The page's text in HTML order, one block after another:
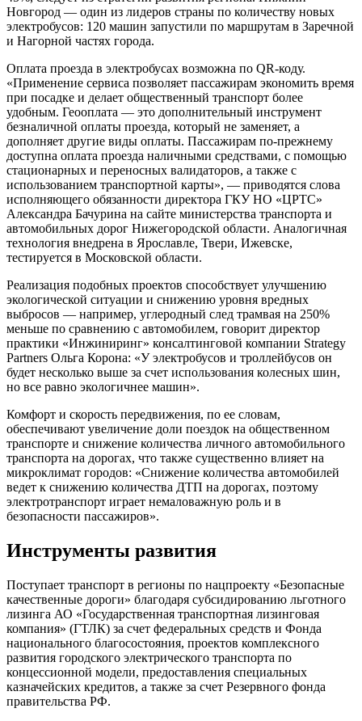
Новгород — один из лидеров страны по количеству новых
электробусов: 120 машин запустили по маршрутам в Заречной
и Нагорной частях города.
Оплата проезда в электробусах возможна по QR-коду.
«Применение сервиса позволяет пассажирам экономить время
при посадке и делает общественный транспорт более
удобным. Геооплата — это дополнительный инструмент
безналичной оплаты проезда, который не заменяет, а
дополняет другие виды оплаты. Пассажирам по-прежнему
доступна оплата проезда наличными средствами, с помощью
стационарных и переносных валидаторов, а также с
использованием транспортной карты», — приводятся слова
исполняющего обязанности директора ГКУ НО «ЦРТС»
Александра Бачурина на сайте министерства транспорта и
автомобильных дорог Нижегородской области. Аналогичная
технология внедрена в Ярославле, Твери, Ижевске,
тестируется в Московской области.
Реализация подобных проектов способствует улучшению
экологической ситуации и снижению уровня вредных
выбросов — например, углеродный след трамвая на 250%
меньше по сравнению с автомобилем, говорит директор
практики «Инжиниринг» консалтинговой компании Strategy
Partners Ольга Корона: «У электробусов и троллейбусов он
будет несколько выше за счет использования колесных шин,
но все равно экологичнее машин».
Комфорт и скорость передвижения, по ее словам,
обеспечивают увеличение доли поездок на общественном
транспорте и снижение количества личного автомобильного
транспорта на дорогах, что также существенно влияет на
микроклимат городов: «Снижение количества автомобилей
ведет к снижению количества ДТП на дорогах, поэтому
электротранспорт играет немаловажную роль и в
безопасности пассажиров».
Инструменты развития
Поступает транспорт в регионы по нацпроекту «Безопасные
качественные дороги» благодаря субсидированию льготного
лизинга АО «Государственная транспортная лизинговая
компания» (ГТЛК) за счет федеральных средств и Фонда
национального благосостояния, проектов комплексного
развития городского электрического транспорта по
концессионной модели, предоставления специальных
казначейских кредитов, а также за счет Резервного фонда
правительства РФ.